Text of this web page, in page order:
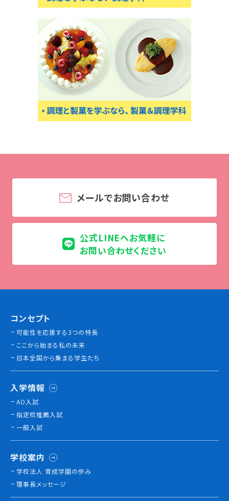
メールでお問い合わせ
公式LINEへお気軽に
お問い合わせください
コンセプト
可能性を応援する3つの特長
ここから始まる私の未来
日本全国から集まる学生たち
入学情報
AO入試
指定校推薦入試
一般入試
学校案内
学校法人 育成学園の歩み
理事長メッセージ